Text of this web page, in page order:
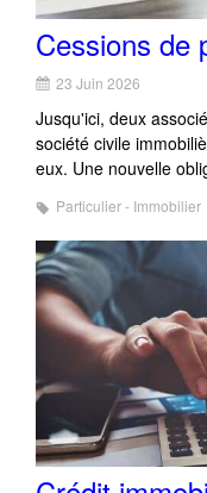
23 Juin 2026
Jusqu'ici, deux
société civile
eux. Une nouvelle
Particulier - Immobilier